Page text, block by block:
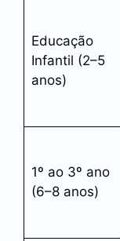
Educação
Infantil (2–5
anos)
1º ao 3º ano
(6–8 anos)